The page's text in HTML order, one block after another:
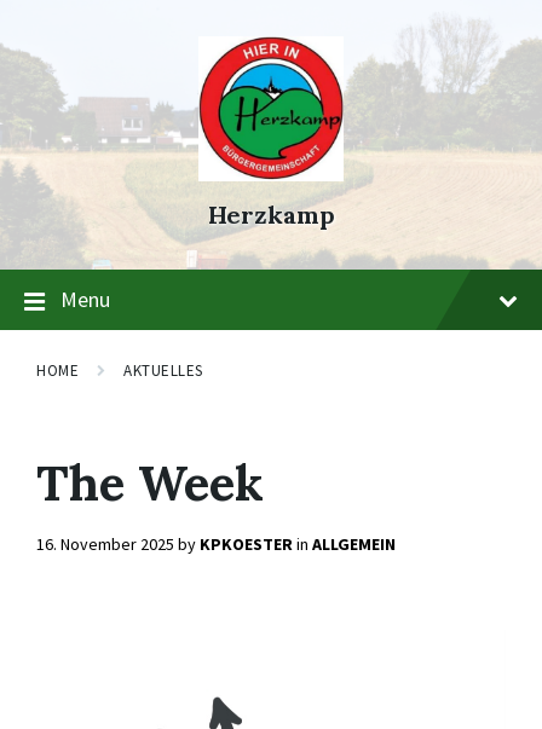
content
main
navigation
footer
Herzkamp
Menu
HOME AKTUELLES
The Week
16. November 2025 by KPKOESTERin ALLGEMEIN